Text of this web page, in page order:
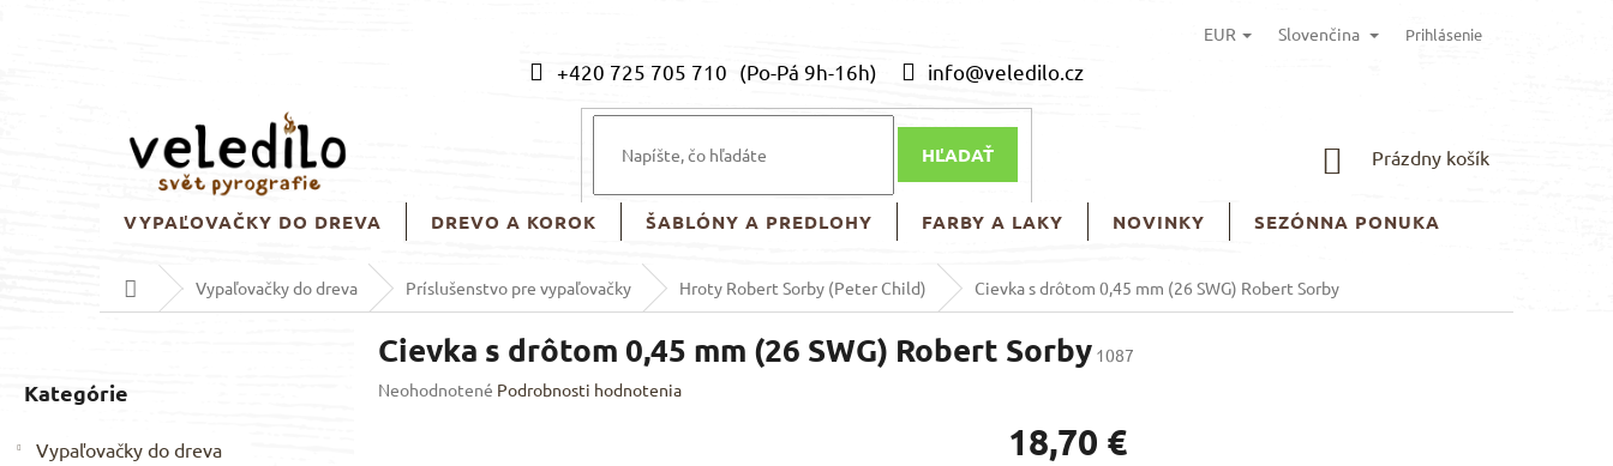
+420 725 705 710 info@veledilo.cz
EUR Slovenčina Prihlásenie
HĽADAŤ
NÁKUPNÝ
Prázdny košík
VYPAĽOVAČKY DO DREVA DREVO A KOROK ŠABLÓNY A PREDLOHY FARBY A LAKY NOVINKY SEZÓNNA PONUKA
DomovVypaľovačky do dreva Príslušenstvo pre vypaľovačky Hroty Robert Sorby (Peter Child) Cievka s drôtom 0,45 mm (26 SWG) Robert Sorby
kategórie
Kategórie
Vypaľovačky do dreva
Cievka s drôtom 0,45 mm (26 SWG) Robert Sorby 1087
Priemerné
Neohodnotené Podrobnosti hodnotenia
18,70 €